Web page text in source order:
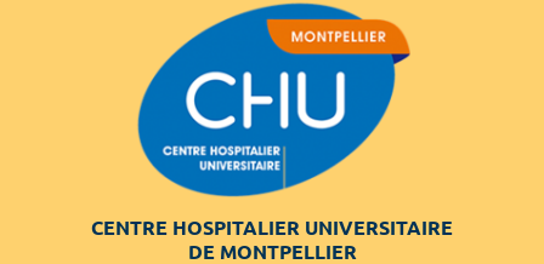
CENTRE HOSPITALIER UNIVERSITAIRE
DE MONTPELLIER